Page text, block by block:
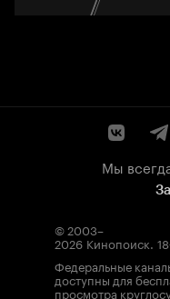
Мы
© 2003–
2026 Кинопоиск.
Федеральные
доступны для
просмотра